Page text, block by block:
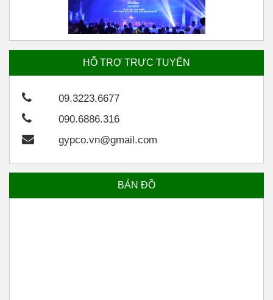
USG Boral Giới Thiệu Tấm Thạch Cao Mỹ Cao
Cấp
HỖ TRỢ TRỰC TUYẾN
09.3223.6677
090.6886.316
gypco.vn@gmail.com
BẢN ĐỒ